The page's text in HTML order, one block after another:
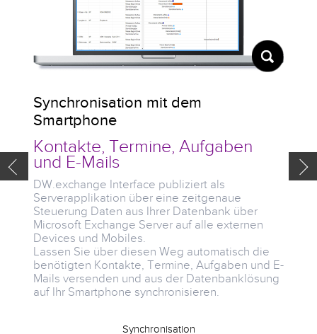
Synchronisation mit dem
Smartphone
Kontakte, Termine, Aufgaben
und E-Mails
DW.exchange Interface publiziert als
Serverapplikation über eine zeitgenaue
Steuerung Daten aus Ihrer Datenbank über
Microsoft Exchange Server auf alle externen
Devices und Mobiles.
Lassen Sie über diesen Weg automatisch die
benötigten Kontakte, Termine, Aufgaben und E-
Mails versenden und aus der Datenbanklösung
auf Ihr Smartphone synchronisieren.
Das
Synchronisation